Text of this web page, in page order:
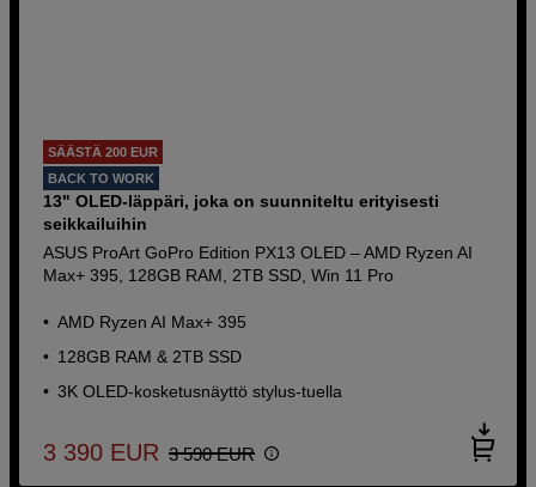
SÄÄSTÄ 200 EUR
BACK TO WORK
13" OLED-läppäri, joka on suunniteltu erityisesti
seikkailuihin
ASUS ProArt GoPro Edition PX13 OLED – AMD Ryzen AI
Max+ 395, 128GB RAM, 2TB SSD, Win 11 Pro
AMD Ryzen AI Max+ 395
128GB RAM & 2TB SSD
3K OLED-kosketusnäyttö stylus-tuella
3 390 EUR 3 590 EUR